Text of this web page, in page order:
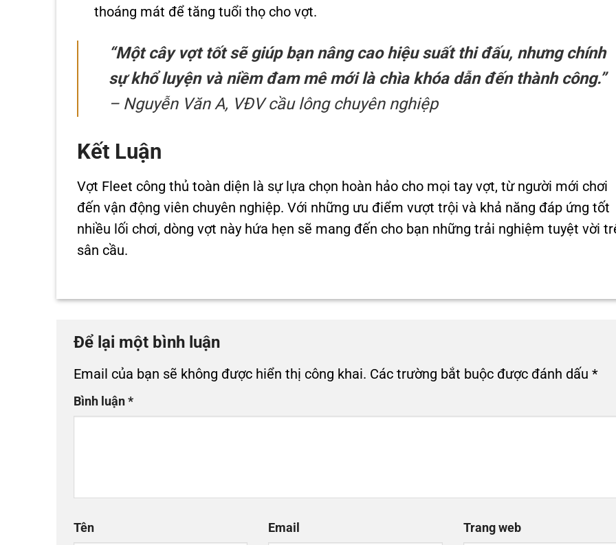
thoáng mát để tăng tuổi thọ cho vợt.
“Một cây vợt tốt sẽ giúp bạn nâng cao hiệu suất thi đấu, nhưng chính
sự khổ luyện và niềm đam mê mới là chìa khóa dẫn đến thành công.”
– Nguyễn Văn A, VĐV cầu lông chuyên nghiệp
Kết Luận
Vợt Fleet công thủ toàn diện là sự lựa chọn hoàn hảo cho mọi tay vợt, từ người mới chơi
đến vận động viên chuyên nghiệp. Với những ưu điểm vượt trội và khả năng đáp ứng tốt
nhiều lối chơi, dòng vợt này hứa hẹn sẽ mang đến cho bạn những trải nghiệm tuyệt vời
sân cầu.
Để lại một bình luận
Email của bạn sẽ không được hiển thị công khai. Các trường bắt buộc được đánh dấu *
Bình luận *
Tên Email Trang web